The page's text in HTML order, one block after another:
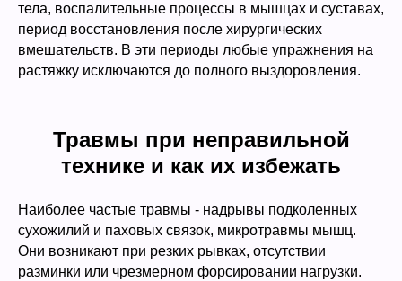
тела, воспалительные процессы в мышцах и суставах,
период восстановления после хирургических
вмешательств. В эти периоды любые упражнения на
растяжку исключаются до полного выздоровления.
Травмы при неправильной
технике и как их избежать
Наиболее частые травмы - надрывы подколенных
сухожилий и паховых связок, микротравмы мышц.
Они возникают при резких рывках, отсутствии
разминки или чрезмерном форсировании нагрузки.